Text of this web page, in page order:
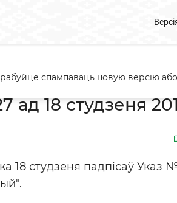
2019 г.
18 студзеня
18 студзеня падпісаў Указ
спампаваць новую версію